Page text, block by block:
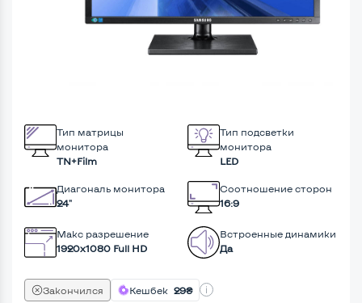
Тип матрицы
монитора
TN+Film
Тип подсветки
монитора
LED
Диагональ монитора
24"
Соотношение сторон
16:9
Макс разрешение
1920x1080 Full HD
Встроенные динамики
Да
Закончился Кешбек 29₴